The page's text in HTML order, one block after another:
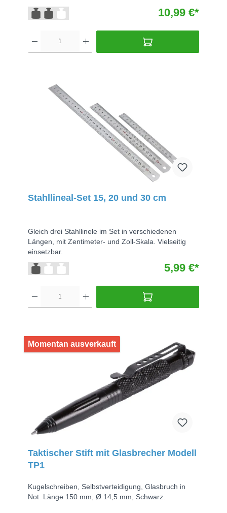
10,99 €*
Stahllineal-Set 15, 20 und 30 cm
Gleich drei Stahllinele im Set in verschiedenen
Längen, mit Zentimeter- und Zoll-Skala. Vielseitig
einsetzbar.
5,99 €*
Momentan ausverkauft
Taktischer Stift mit Glasbrecher Modell
TP1
Kugelschreiben, Selbstverteidigung, Glasbruch in
Not. Länge 150 mm, Ø 14,5 mm, Schwarz.